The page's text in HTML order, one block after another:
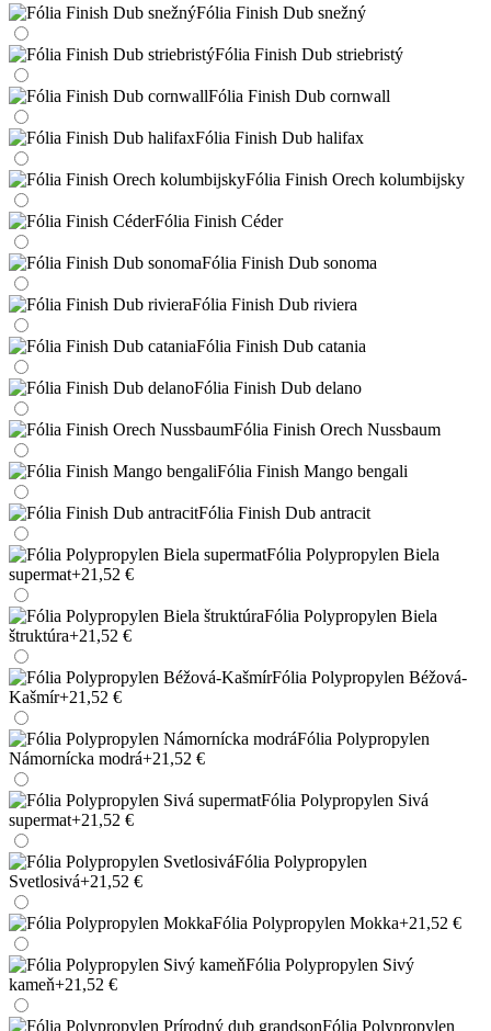
Fólia Finish Dub snežný
Fólia Finish Dub striebristý
Fólia Finish Dub cornwall
Fólia Finish Dub halifax
Fólia Finish Orech kolumbijsky
Fólia Finish Céder
Fólia Finish Dub sonoma
Fólia Finish Dub riviera
Fólia Finish Dub catania
Fólia Finish Dub delano
Fólia Finish Orech Nussbaum
Fólia Finish Mango bengali
Fólia Finish Dub antracit
Fólia Polypropylen Biela
supermat+21,52 €
Fólia Polypropylen Biela
štruktúra+21,52 €
Fólia Polypropylen Béžová-
Kašmír+21,52 €
Fólia Polypropylen
Námornícka modrá+21,52 €
Fólia Polypropylen Sivá
supermat+21,52 €
Fólia Polypropylen
Svetlosivá+21,52 €
Fólia Polypropylen Mokka+21,52 €
Fólia Polypropylen Sivý
kameň+21,52 €
Fólia Polypropylen